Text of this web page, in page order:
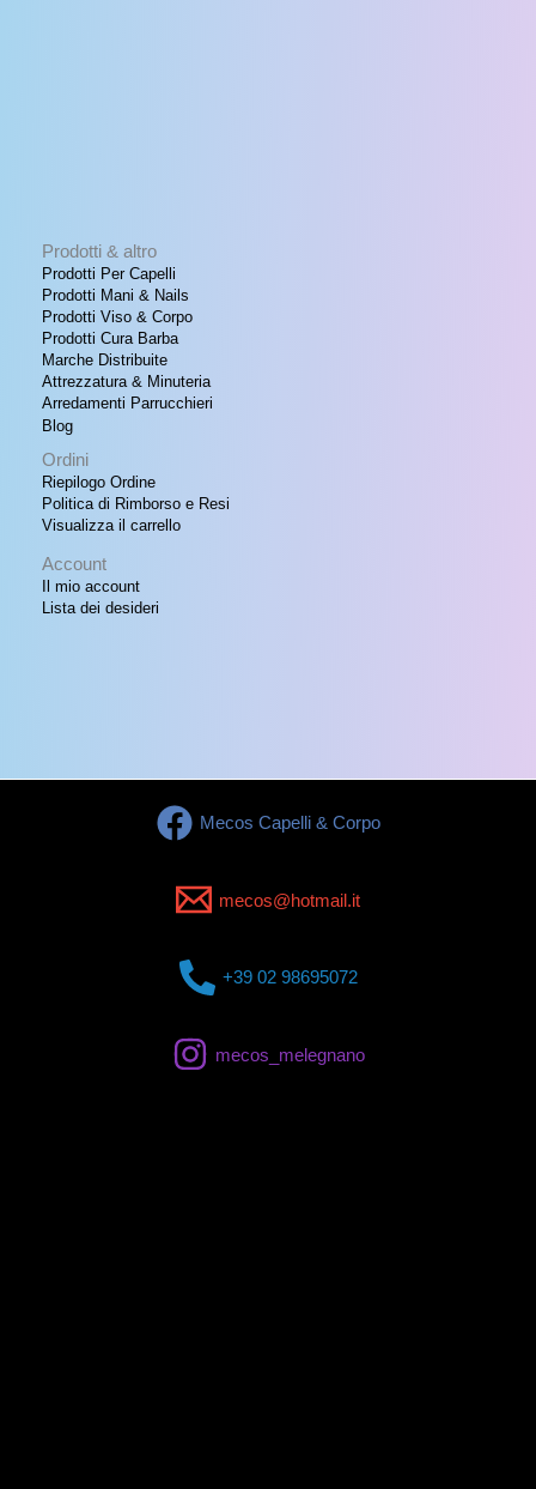
Prodotti & altro
Prodotti Per Capelli
Prodotti Mani & Nails
Prodotti Viso & Corpo
Prodotti Cura Barba
Marche Distribuite
Attrezzatura & Minuteria
Arredamenti Parrucchieri
Blog
Ordini
Riepilogo Ordine
Politica di Rimborso e Resi
Visualizza il carrello
Account
Il mio account
Lista dei desideri
Mecos Capelli & Corpo
mecos@hotmail.it
+39 02 98695072
mecos_melegnano